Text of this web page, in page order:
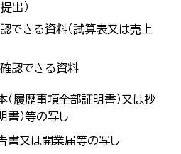
出）
できる資料（試算表又は売上
確認できる資料
（履歴事項全部証明書）又は抄
書）等の写し
書又は開業届等の写し